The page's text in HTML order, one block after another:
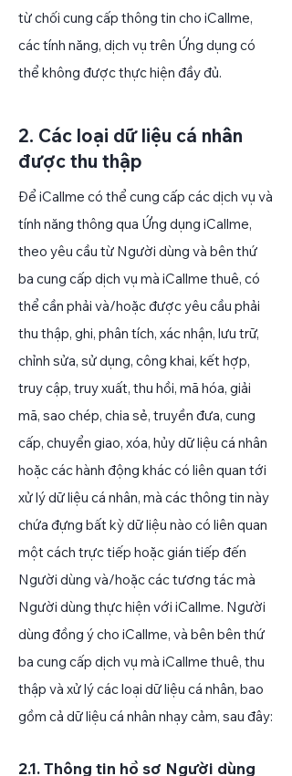
từ chối cung cấp thông tin cho iCallme,
các tính năng, dịch vụ trên Ứng dụng có
thể không được thực hiện đầy đủ.
2. Các loại dữ liệu cá nhân
được thu thập
Để iCallme có thể cung cấp các dịch vụ và
tính năng thông qua Ứng dụng iCallme,
theo yêu cầu từ Người dùng và bên thứ
ba cung cấp dịch vụ mà iCallme thuê, có
thể cần phải và/hoặc được yêu cầu phải
thu thập, ghi, phân tích, xác nhận, lưu trữ,
chỉnh sửa, sử dụng, công khai, kết hợp,
truy cập, truy xuất, thu hồi, mã hóa, giải
mã, sao chép, chia sẻ, truyền đưa, cung
cấp, chuyển giao, xóa, hủy dữ liệu cá nhân
hoặc các hành động khác có liên quan tới
xử lý dữ liệu cá nhân, mà các thông tin này
chứa đựng bất kỳ dữ liệu nào có liên quan
một cách trực tiếp hoặc gián tiếp đến
Người dùng và/hoặc các tương tác mà
Người dùng thực hiện với iCallme. Người
dùng đồng ý cho iCallme, và bên bên thứ
ba cung cấp dịch vụ mà iCallme thuê, thu
thập và xử lý các loại dữ liệu cá nhân, bao
gồm cả dữ liệu cá nhân nhạy cảm, sau đây:
2.1. Thông tin hồ sơ Người dùng